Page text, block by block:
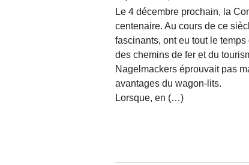
Le 4 décembre prochain, la
centenaire. Au cours de ce
fascinants, ont eu tout le
des chemins de fer et du
Nagelmackers éprouvait pas
avantages du wagon-lits.
Lorsque, en (…)